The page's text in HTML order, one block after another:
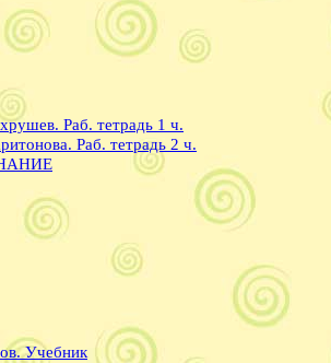
Раб. тетрадь 1 ч.
Раб. тетрадь 2 ч.
Учебник